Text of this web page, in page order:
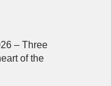
– Three
of the